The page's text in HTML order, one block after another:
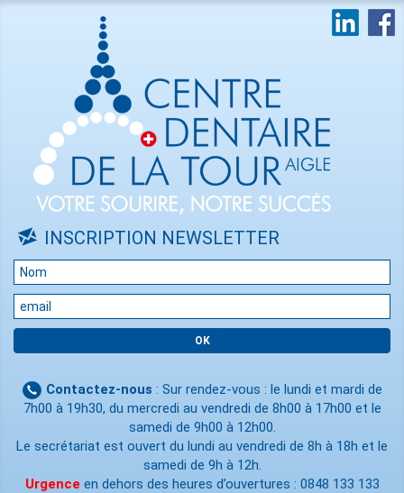
INSCRIPTION NEWSLETTER
Contactez-nous : Sur rendez-vous : le lundi et mardi de
7h00 à 19h30, du mercredi au vendredi de 8h00 à 17h00 et le
samedi de 9h00 à 12h00.
Le secrétariat est ouvert du lundi au vendredi de 8h à 18h et le
samedi de 9h à 12h.
Urgence en dehors des heures d’ouvertures : 0848 133 133